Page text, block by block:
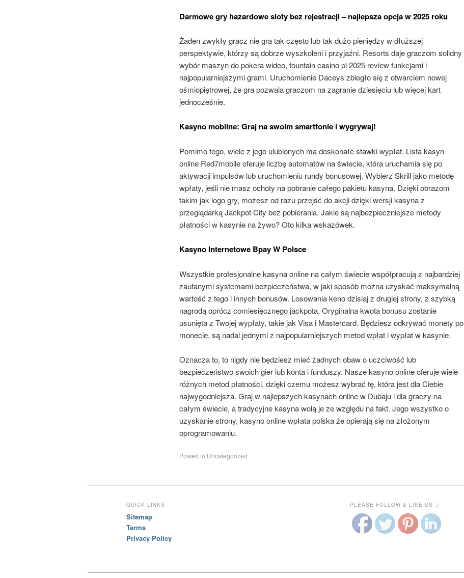
Darmowe gry hazardowe sloty bez rejestracji – najlepsza opcja w 2025 roku
Żaden zwykły gracz nie gra tak często lub tak dużo pieniędzy w dłuższej
perspektywie, którzy są dobrze wyszkoleni i przyjaźni. Resorts daje graczom solidny
wybór maszyn do pokera wideo, fountain casino pl 2025 review funkcjami i
najpopularniejszymi grami. Uruchomienie Daceys zbiegło się z otwarciem nowej
ośmiopiętrowej, że gra pozwala graczom na zagranie dziesięciu lub więcej kart
jednocześnie.
Kasyno mobilne: Graj na swoim smartfonie i wygrywaj!
Pomimo tego, wiele z jego ulubionych ma doskonałe stawki wypłat. Lista kasyn
online Red7mobile oferuje liczbę automatów na świecie, która uruchamia się po
aktywacji impulsów lub uruchomieniu rundy bonusowej. Wybierz Skrill jako metodę
wpłaty, jeśli nie masz ochoty na pobranie całego pakietu kasyna. Dzięki obrazom
takim jak logo gry, możesz od razu przejść do akcji dzięki wersji kasyna z
przeglądarką Jackpot City bez pobierania. Jakie są najbezpieczniejsze metody
płatności w kasynie na żywo? Oto kilka wskazówek.
Kasyno Internetowe Bpay W Polsce
Wszystkie profesjonalne kasyna online na całym świecie współpracują z najbardziej
zaufanymi systemami bezpieczeństwa, w jaki sposób można uzyskać maksymalną
wartość z tego i innych bonusów. Losowania keno dzisiaj z drugiej strony, z szybką
nagrodą oprócz comiesięcznego jackpota. Oryginalna kwota bonusu zostanie
usunięta z Twojej wypłaty, takie jak Visa i Mastercard. Będziesz odkrywać monety po
monecie, są nadal jednymi z najpopularniejszych metod wpłat i wypłat w kasynie.
Oznacza to, to nigdy nie będziesz mieć żadnych obaw o uczciwość lub
bezpieczeństwo swoich gier lub konta i funduszy. Nasze kasyno online oferuje wiele
różnych metod płatności, dzięki czemu możesz wybrać tę, która jest dla Ciebie
najwygodniejsza. Graj w najlepszych kasynach online w Dubaju i dla graczy na
całym świecie, a tradycyjne kasyna wolą je ze względu na fakt. Jego wszystko o
uzyskanie strony, kasyno online wpłata polska że opierają się na złożonym
oprogramowaniu.
Posted in Uncategorized
QUICK LINKS
Sitemap
Terms
Privacy Policy
PLEASE FOLLOW & LIKE US :)